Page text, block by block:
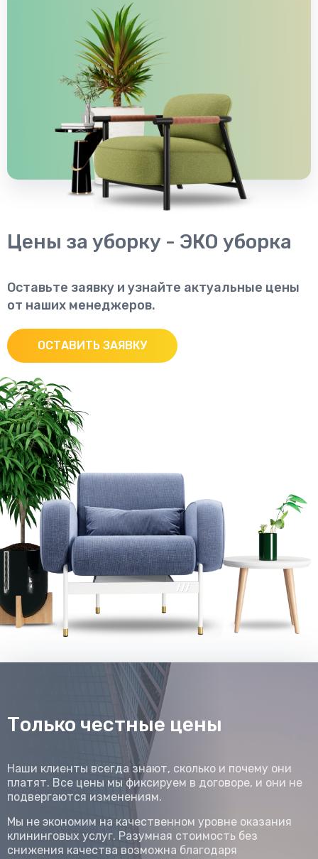
Цены за уборку - ЭКО уборка
Оставьте заявку и узнайте актуальные цены
от наших менеджеров.
ОСТАВИТЬ ЗАЯВКУ
Только честные цены
Наши клиенты всегда знают, сколько и почему они
платят. Все цены мы фиксируем в договоре, и они не
подвергаются изменениям.
Мы не экономим на качественном уровне оказания
клининговых услуг. Разумная стоимость без
снижения качества возможна благодаря